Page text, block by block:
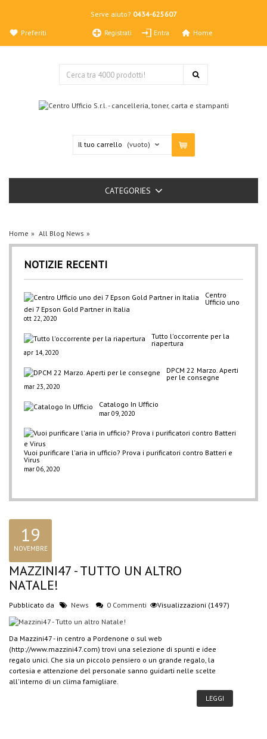
Serve aiuto? 0434-625607
Registrati Entra
Preferiti Home
Il tuo carrello (vuoto)
CATEGORIES
Home All Blog News
NOTIZIE RECENTI
Centro
Ufficio uno
dei 7 Epson Gold Partner in Italia
ott 22, 2020
Tutto l'occorrente per la
riapertura
apr 14, 2020
DPCM 22 Marzo. Aperti
per le consegne
mar 23, 2020
Catalogo In Ufficio
mar 09, 2020
Vuoi purificare l'aria in ufficio? Prova i purificatori contro Batteri e
Virus
mar 06, 2020
19
NOVEMBRE
MAZZINI47 - TUTTO UN ALTRO
NATALE!
Pubblicato da News 0 Commenti Visualizzazioni (1497)
Da Mazzini47 - in centro a Pordenone o sul web
(http://www.mazzini47.com) trovi una selezione di spunti e idee
regalo unici. Che sia un piccolo pensiero o un grande regalo, la
cortesia e attenzione del personale sanno guidarti nelle scelte
all'interno di un clima famigliare.
LEGGI